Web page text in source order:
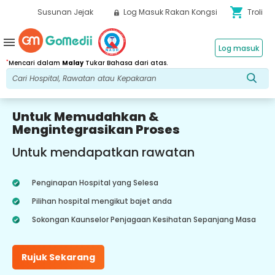
Susunan Jejak Log Masuk Rakan Kongsi shopping_cart Troli
*Mencari dalam MalayTukar Bahasa dari atas.
Log masuk
menu
Untuk Memudahkan &
Mengintegrasikan Proses
Untuk mendapatkan rawatan
Penginapan Hospital yang Selesa
Pilihan hospital mengikut bajet anda
Sokongan Kaunselor Penjagaan Kesihatan Sepanjang Masa
Rujuk Sekarang